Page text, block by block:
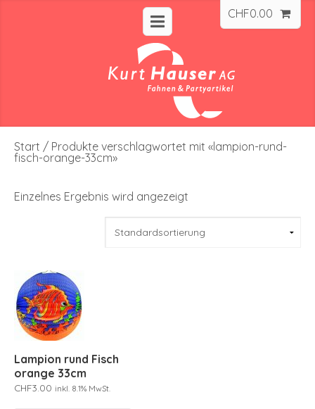
CHF0.00
Start / Produkte verschlagwortet mit «lampion-rund-
fisch-orange-33cm»
Einzelnes Ergebnis wird angezeigt
Lampion rund Fisch
orange 33cm
CHF3.00 inkl. 8.1% MwSt.